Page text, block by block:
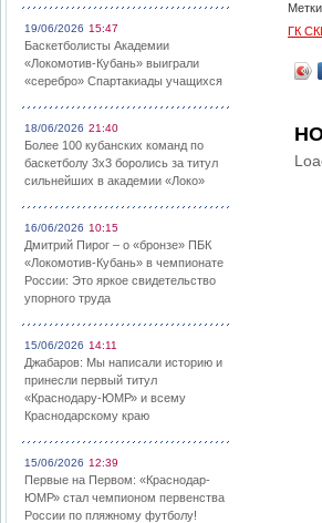
19/06/2026 15:47
Баскетболисты Академии
«Локомотив-Кубань» выиграли
«серебро» Спартакиады учащихся
18/06/2026 21:40
Более 100 кубанских команд по
баскетболу 3х3 боролись за титул
сильнейших в академии «Локо»
16/06/2026 10:15
Дмитрий Пирог – о «бронзе» ПБК
«Локомотив-Кубань» в чемпионате
России: Это яркое свидетельство
упорного труда
15/06/2026 14:11
Джабаров: Мы написали историю и
принесли первый титул
«Краснодару-ЮМР» и всему
Краснодарскому краю
15/06/2026 12:39
Первые на Первом: «Краснодар-
ЮМР» стал чемпионом первенства
России по пляжному футболу!
ГК